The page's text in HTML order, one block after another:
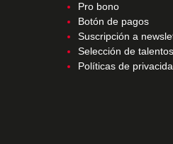
Pro bono
Botón de pagos
Suscripción a
Selección de talentos
Políticas de